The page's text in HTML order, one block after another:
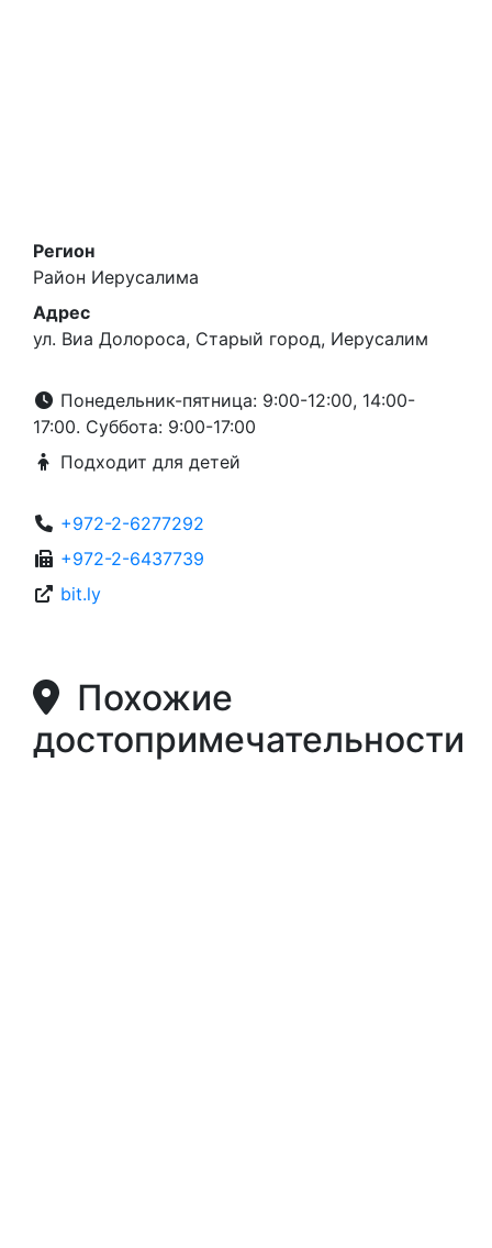
Регион
Район Иерусалима
Адрес
ул. Виа Долороса, Старый город, Иерусалим
Понедельник-пятница: 9:00-12:00, 14:00-
17:00. Суббота: 9:00-17:00
Подходит для детей
+972-2-6277292
+972-2-6437739
bit.ly
Похожие
достопримечательности